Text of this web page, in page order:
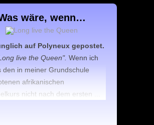
wäre, wenn…
auf Polyneux gepostet.
live the Queen". Wenn ich
den in meiner Grundschule
afrikanischen
nicht nach dem ersten ...